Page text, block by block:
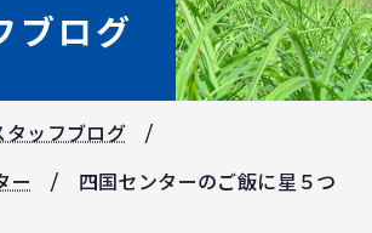
ブログ
タッフブログ
ー 四国センターのご飯に星５つ